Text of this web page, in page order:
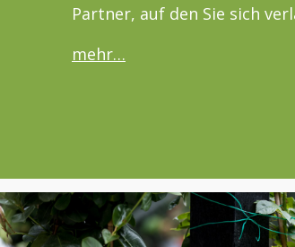
Partner, auf den Sie sich
mehr…